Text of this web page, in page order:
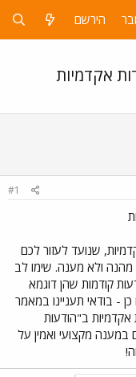
הירשם
אקדמיות
#1
שנועד לעזור לכם
מהנה ולא מענה. שימו לב
קודמות שהן דוגמא
- בודאי תעניינו במאמר
ב"הודעות
מקצועי ואמין על